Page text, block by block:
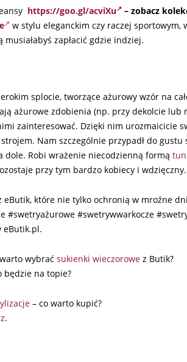
https://goo.gl/acviXu
– zobacz
w stylu eleganckim czy raczej
zapłacić gdzie indziej.
splocie, tworzące ażurowy wzór na
ażurowe zdobienia (np. przy dekolcie lub
zainteresować. Dzięki nim urozmaicicie
Nam szczególnie przypadł do gustu
dole. Robi wrażenie niecodzienną formą
przy tym bardzo kobiecy i wdzięczny.
które nie tylko ochronią w mroźne
#swetrywwarkocze
eButik.pl.
wybrać sukienki wieczorowe z Butik?
będzie na topie?
– co warto kupić?
.